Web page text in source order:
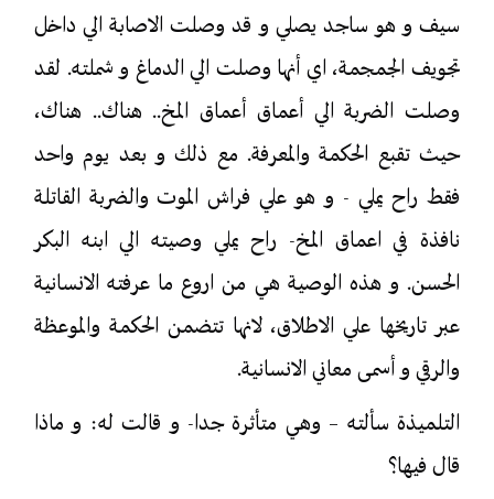
سيف و هو ساجد يصلي و قد وصلت الاصابة الي داخل
تجويف الجمجمة، اي أنها وصلت الي الدماغ و شملته. لقد
وصلت الضربة الي أعماق أعماق المخ.. هناك.. هناك،
حيث تقبع الحكمة والمعرفة. مع ذلك و بعد يوم واحد
فقط راح يملي - و هو علي فراش الموت والضربة القاتلة
نافذة في اعماق المخ- راح يملي وصيته الي ابنه البكر
الحسن. و هذه الوصية هي من اروع ما عرفته الانسانية
عبر تاريخها علي الاطلاق، لانها تتضمن الحكمة والموعظة
والرقي و أسمى معاني الانسانية.
التلميذة سألته – وهي متأثرة جدا- و قالت له: و ماذا
قال فيها؟